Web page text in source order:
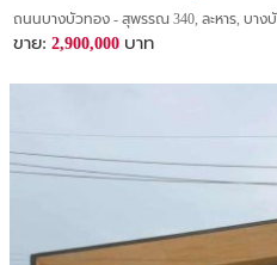
ถนนบางบัวทอง - สุพรรณ 340, ละหาร, บาง
ขาย: 2,900,000 บาท